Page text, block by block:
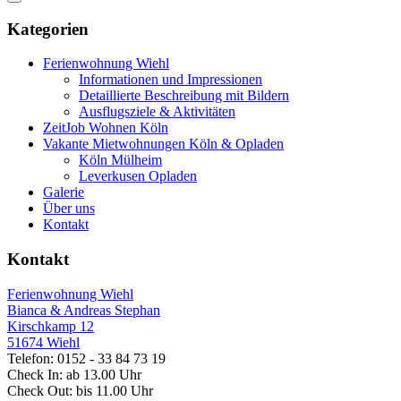
Kategorien
Ferienwohnung Wiehl
Informationen und Impressionen
Detaillierte Beschreibung mit Bildern
Ausflugsziele & Aktivitäten
ZeitJob Wohnen Köln
Vakante Mietwohnungen Köln & Opladen
Köln Mülheim
Leverkusen Opladen
Galerie
Über uns
Kontakt
Kontakt
Ferienwohnung Wiehl
Bianca & Andreas Stephan
Kirschkamp 12
51674 Wiehl
Telefon: 0152 - 33 84 73 19
Check In: ab 13.00 Uhr
Check Out: bis 11.00 Uhr